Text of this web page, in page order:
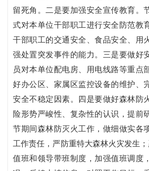
留死角。二是要加强安全宣传教育。
式对本单位干部职工进行安全防范教
干部职工的交通安全、食品安全、用
强处置突发事件的能力。三是要做好
员对本单位配电房、用电线路等重点
好办公区、家属区监控设备的维护、
安全不稳定因素。四是要做好森林防
险形势严峻性、复杂性的认识，提前
节期间森林防灭火工作，做细做实各
工作责任，严防重特大森林火灾发生
值班和领导带班制度，加强值班调度